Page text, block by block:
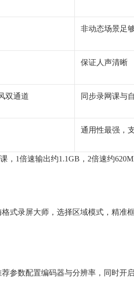
非动态场景足
保证人声清晰
双通道 同步录网课与
通用性最强，
，1倍速输出约1.1GB，2倍速约
格式录屏大师，选择区域模式，精准
荐参数配置编码器与分辨率，同时开